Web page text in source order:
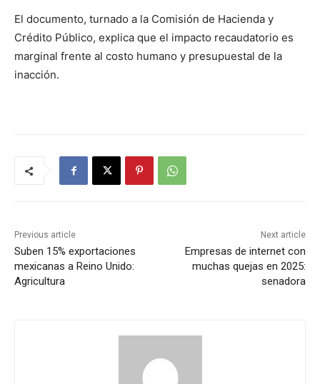
El documento, turnado a la Comisión de Hacienda y
Crédito Público, explica que el impacto recaudatorio es
marginal frente al costo humano y presupuestal de la
inacción.
Previous article
Suben 15% exportaciones
mexicanas a Reino Unido:
Agricultura
Next article
Empresas de internet con
muchas quejas en 2025:
senadora